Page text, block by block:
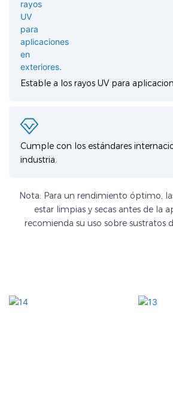
Estable a los rayos UV para
Cumple con los estándares
industria.
Nota: Para un rendimiento óptimo,
estar limpias y secas antes de la
recomienda su uso sobre sustratos